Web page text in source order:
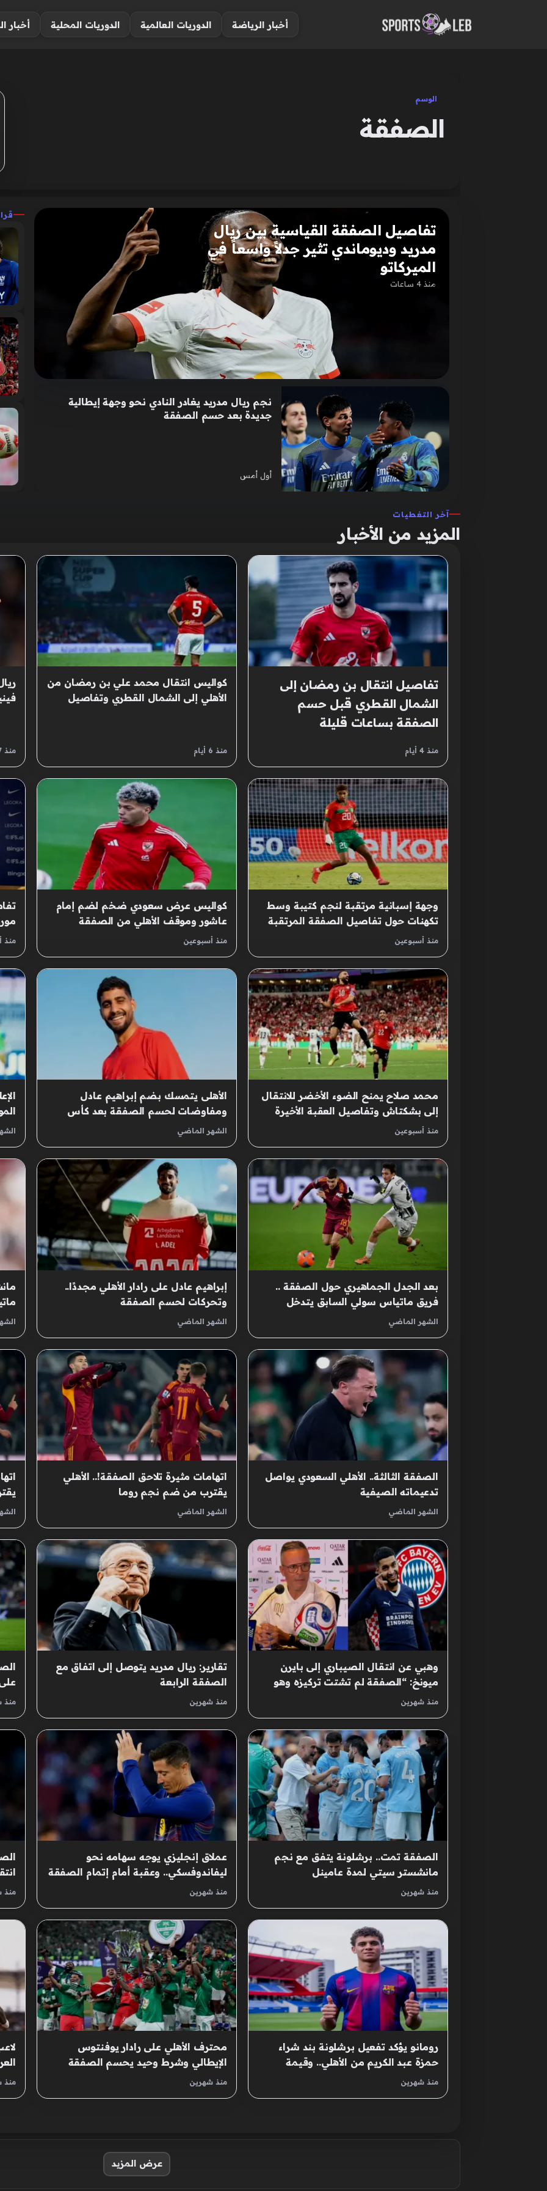
أخبار الرياضة الدوريات العالمية الدوريات المحلية أخبار
الوسم
الصفقة
تفاصيل الصفقة القياسية بين ريال
مدريد وديوماندي تثير جدلاً واسعاً في
الميركاتو
منذ 4 ساعات
نجم ريال مدريد يغادر النادي نحو وجهة إيطالية
جديدة بعد حسم الصفقة
أول أمس
آخر التغطيات
المزيد من الأخبار
تفاصيل انتقال بن رمضان إلى
الشمال القطري قبل حسم
الصفقة بساعات قليلة
منذ 4 أيام
كواليس انتقال محمد علي بن رمضان من
الأهلي إلى الشمال القطري وتفاصيل
منذ 6 أيام منذ 7 أيام
وجهة إسبانية مرتقبة لنجم كتيبة وسط
تكهنات حول تفاصيل الصفقة المرتقبة
منذ أسبوعين
كواليس عرض سعودي ضخم لضم إمام
عاشور وموقف الأهلي من الصفقة
منذ أسبوعين منذ
محمد صلاح يمنح الضوء الأخضر للانتقال
إلى بشكتاش وتفاصيل العقبة الأخيرة
تعطل الصفقة
منذ أسبوعين
الأهلى يتمسك بضم إبراهيم عادل
ومفاوضات لحسم الصفقة بعد كأس
العالم
الشهر الماضي
بعد الجدل الجماهيري حول الصفقة ..
فريق ماتياس سولي السابق يتدخل
لانتشال الأهلي
الشهر الماضي
إبراهيم عادل على رادار الأهلي مجددًا..
وتحركات لحسم الصفقة
الشهر الماضي
الصفقة الثالثة.. الأهلي السعودي يواصل
تدعيماته الصيفية
الشهر الماضي
اتهامات مثيرة تلاحق الصفقة!.. الأهلي
يقترب من ضم نجم روما
الشهر الماضي
وهبي عن انتقال الصيباري إلى بايرن
ميونخ: “الصفقة لم تشتت تركيزه وهو
على دراية بأولوياته”
منذ شهرين
تقارير: ريال مدريد يتوصل إلى اتفاق مع
الصفقة الرابعة
منذ شهرين منذ
الصفقة تمت.. برشلونة يتفق مع نجم
مانشستر سيتي لمدة عامينل
منذ شهرين
عملاق إنجليزي يوجه سهامه نحو
ليفاندوفسكي.. وعقبة أمام إتمام الصفقة
منذ شهرين منذ
رومانو يؤكد تفعيل برشلونة بند شراء
حمزة عبد الكريم من الأهلي.. وقيمة
الصفقة
منذ شهرين
محترف الأهلي على رادار يوفنتوس
الإيطالي وشرط وحيد يحسم الصفقة
منذ شهرين منذ
عرض المزيد